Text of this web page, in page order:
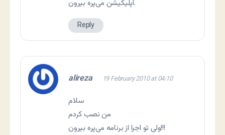
اپلیکیشن می‌پره بیرون.
Reply
alireza 19 February 2010 at 04:10
سلام
من نصب کردم
ولی تو اجرا از برنامه می‌پره بیرون!!!